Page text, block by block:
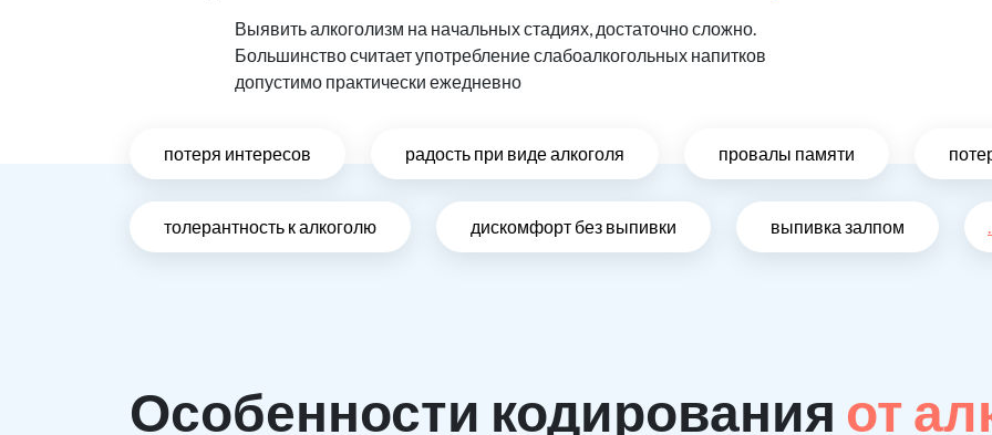
Выявить алкоголизм на начальных стадиях, достаточно сложно.
Большинство считает употребление слабоалкогольных напитков
допустимо практически ежедневно
потеря интересов радость при виде алкоголя провалы памяти
толерантность к алкоголю дискомфорт без выпивки выпивка залпом
Особенности кодирования от